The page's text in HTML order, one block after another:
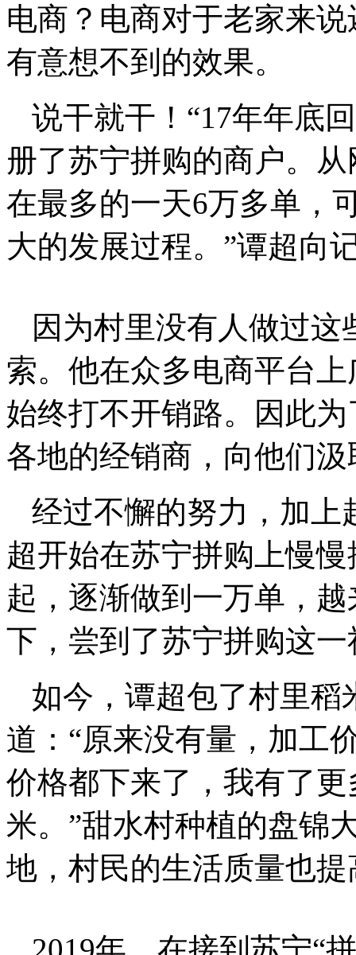
电商？电商对于老家来
有意想不到的效果。
说干就干！“17年年底
册了苏宁拼购的商户。
在最多的一天6万多单，
大的发展过程。”谭超向
因为村里没有人做过
索。他在众多电商平台
始终打不开销路。因此
各地的经销商，向他们
经过不懈的努力，加上
超开始在苏宁拼购上慢
起，逐渐做到一万单，
下，尝到了苏宁拼购这
如今，谭超包了村里稻
道：“原来没有量，加工
价格都下来了，我有了
米。”甜水村种植的盘锦
地，村民的生活质量也